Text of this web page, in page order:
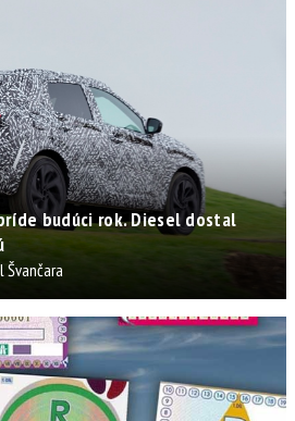
budúci rok. Diesel dostal
Švančara